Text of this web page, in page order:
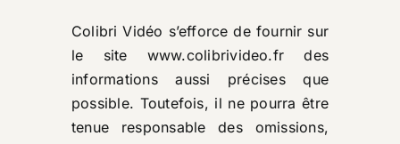
Colibri Vidéo s’efforce de fournir sur
le site www.colibrivideo.fr des
informations aussi précises que
possible. Toutefois, il ne pourra être
tenue responsable des omissions,